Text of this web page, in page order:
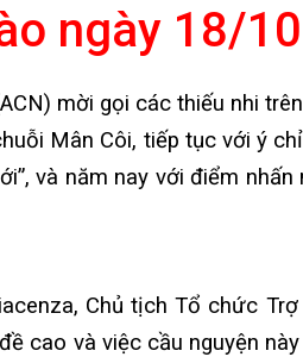
ngày 18/10
mời gọi các thiếu nhi
Mân Côi, tiếp tục với ý
và năm nay với điểm nhấn
Chủ tịch Tổ chức Trợ
cao và việc cầu nguyện